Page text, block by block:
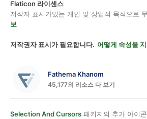
Flaticon 라이센스
저작자 표시가있는 개인 및 상업적 목적으로
보
저작권자 표시가 필요합니다. 어떻게 속성을
Fathema Khanom
45,177의 리소스 다 보기
Selection And Cursors 패키지의 추가 아이콘